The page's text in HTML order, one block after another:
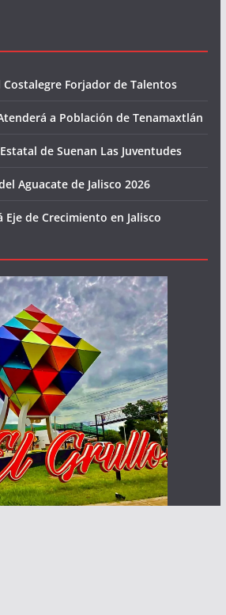
Costalegre Forjador de Talentos
a Población de Tenamaxtlán
de Suenan Las Juventudes
Aguacate de Jalisco 2026
Eje de Crecimiento en Jalisco